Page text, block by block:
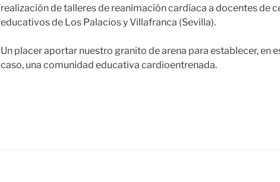
realización de talleres de reanimación cardíaca a docentes de
educativos de Los Palacios y Villafranca (Sevilla).
Un placer aportar nuestro granito de arena para establecer, en
caso, una comunidad educativa cardioentrenada.